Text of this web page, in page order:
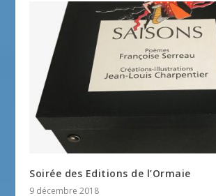
Soirée des Editions de l’Ormaie
9 décembre 2018